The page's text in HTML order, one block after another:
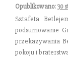
Opublikowano:30
Sztafeta
podsumowanie
przekazywania
pokoju i